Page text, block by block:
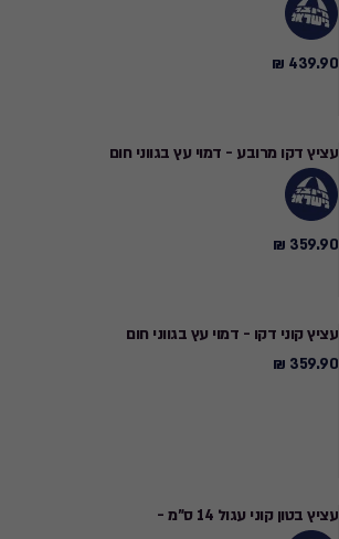
439.90
439.90 ₪
עציץ דקו מרובע - דמוי עץ בגווני חום
359.90
359.90 ₪
עציץ קוני דקו - דמוי עץ בגווני חום
359.90
359.90 ₪
עציץ בטון קוני עגול 14 ס"מ -